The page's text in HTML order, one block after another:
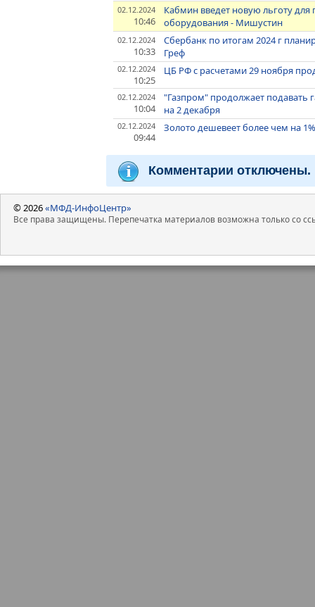
02.12.2024
10:46
Кабмин введет новую льготу для
оборудования - Мишустин
02.12.2024
10:33
Сбербанк по итогам 2024 г
Греф
02.12.2024
10:25
ЦБ РФ с расчетами 29 ноября
02.12.2024
10:04
"Газпром" продолжает подавать
на 2 декабря
02.12.2024
09:44
Золото дешевеет более чем на
Комментарии отключены.
© 2026«МФД-ИнфоЦентр»
Все права защищены. Перепечатка материалов возможна только со